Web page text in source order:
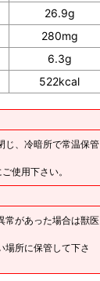
26.9g
280mg
6.3g
522kcal
じ、冷暗所で常温保管
使用下さい。
常があった場合は獣医
場所に保管して下さ